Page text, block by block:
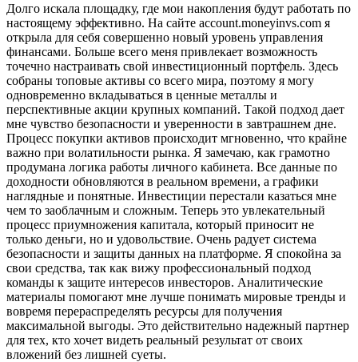
Долго искала площадку, где мои накопления будут работать по
настоящему эффективно. На сайте account.moneyinvs.com я
открыла для себя совершенно новый уровень управления
финансами. Больше всего меня привлекает возможность
точечно настраивать свой инвестиционный портфель. Здесь
собраны топовые активы со всего мира, поэтому я могу
одновременно вкладываться в ценные металлы и
перспективные акции крупных компаний. Такой подход дает
мне чувство безопасности и уверенности в завтрашнем дне.
Процесс покупки активов происходит мгновенно, что крайне
важно при волатильности рынка. Я замечаю, как грамотно
продумана логика работы личного кабинета. Все данные по
доходности обновляются в реальном времени, а графики
наглядные и понятные. Инвестиции перестали казаться мне
чем то заоблачным и сложным. Теперь это увлекательный
процесс приумножения капитала, который приносит не
только деньги, но и удовольствие. Очень радует система
безопасности и защиты данных на платформе. Я спокойна за
свои средства, так как вижу профессиональный подход
команды к защите интересов инвесторов. Аналитические
материалы помогают мне лучше понимать мировые тренды и
вовремя перераспределять ресурсы для получения
максимальной выгоды. Это действительно надежный партнер
для тех, кто хочет видеть реальный результат от своих
вложений без лишней суеты.